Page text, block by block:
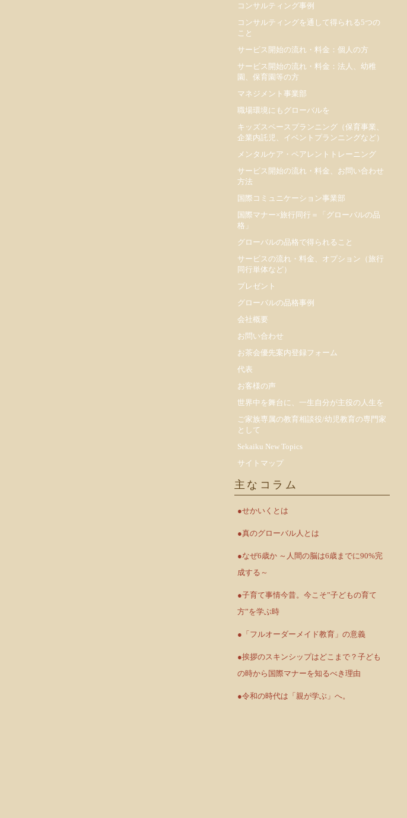
コンサルティング事例
コンサルティングを通して得られる5つの
こと
サービス開始の流れ・料金：個人の方
サービス開始の流れ・料金：法人、幼稚
園、保育園等の方
マネジメント事業部
職場環境にもグローバルを
キッズスペースプランニング（保育事業、
企業内託児、イベントプランニングなど）
メンタルケア・ペアレントトレーニング
サービス開始の流れ・料金、お問い合わせ
方法
国際コミュニケーション事業部
国際マナー×旅行同行＝「グローバルの品
格」
グローバルの品格で得られること
サービスの流れ・料金、オプション（旅行
同行単体など）
プレゼント
​グローバルの品格事例
会社概要
お問い合わせ
お茶会優先案内登録フォーム
代表
お客様の声
世界中を舞台に、一生自分が主役の人生を
ご家族専属の教育相談役/幼児教育の専門家
として
Sekaiku New Topics
サイトマップ
主なコラム
●せかいくとは
●真のグローバル人とは
●なぜ6歳か ～人間の脳は6歳までに90%完
成する～
●子育て事情今昔。今こそ”子どもの育て
方”を学ぶ時
●「フルオーダーメイド教育」の意義
●挨拶のスキンシップはどこまで？子ども
の時から国際マナーを知るべき理由
●令和の時代は「親が学ぶ」へ。